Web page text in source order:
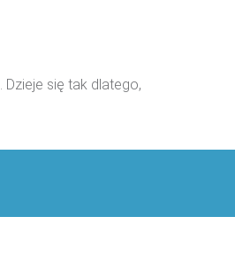
. Dzieje się tak dlatego,